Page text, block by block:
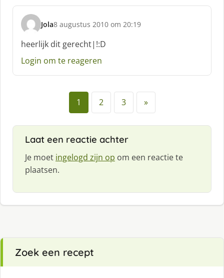
e
f
:
Jola
s
c
h
r
8 augustus 2010 om 20:19
heerlijk dit gerecht|!:D
Login om te reageren
1 2 3 »
Laat een reactie achter
Je moet ingelogd zijn op om een reactie te
plaatsen.
Zoek een recept